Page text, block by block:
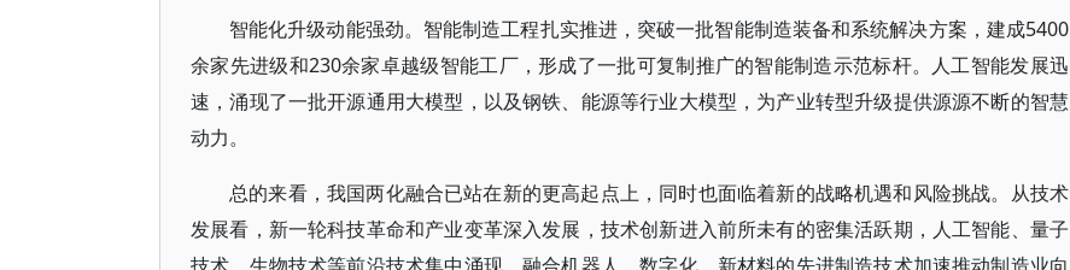
智能化升级动能强劲。智能制造工程扎实推进，突破一批智能制造装备和系统解决方案，建成5400
余家先进级和230余家卓越级智能工厂，形成了一批可复制推广的智能制造示范标杆。人工智能发展迅
速，涌现了一批开源通用大模型，以及钢铁、能源等行业大模型，为产业转型升级提供源源不断的智慧
动力。
总的来看，我国两化融合已站在新的更高起点上，同时也面临着新的战略机遇和风险挑战。从技术
发展看，新一轮科技革命和产业变革深入发展，技术创新进入前所未有的密集活跃期，人工智能、量子